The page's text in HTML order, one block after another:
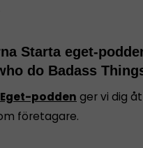
Starta eget-
do Badass
podden ger vi dig
företagare.